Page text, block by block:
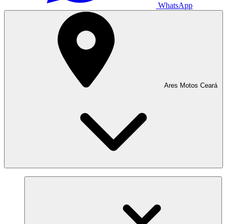
WhatsApp
Ares Motos Ceará